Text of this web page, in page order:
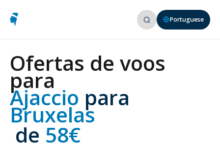
Portuguese
Ofertas de voos
para
Ajaccio para
Bruxelas
de 58€